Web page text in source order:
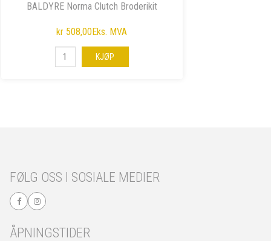
BALDYRE Norma Clutch Broderikit
kr 508,00Eks. MVA
KJØP
FØLG OSS I SOSIALE MEDIER
ÅPNINGSTIDER